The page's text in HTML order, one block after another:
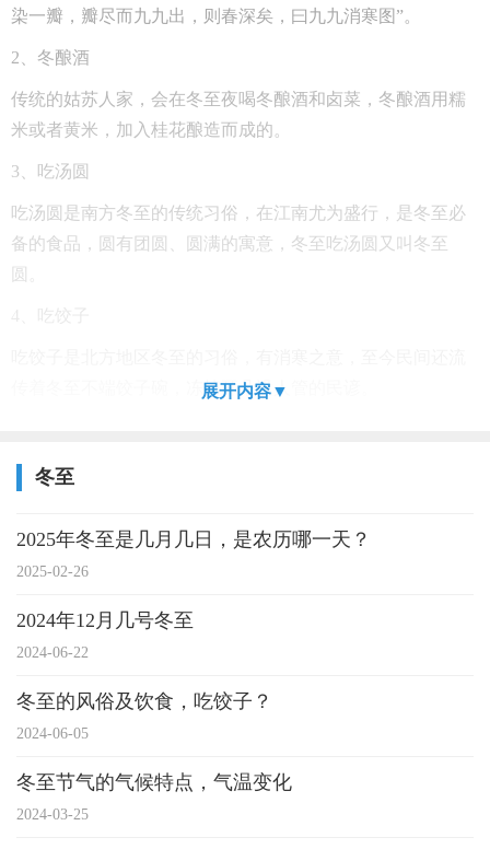
染一瓣，瓣尽而九九出，则春深矣，曰九九消寒图”。
2、冬酿酒
传统的姑苏人家，会在冬至夜喝冬酿酒和卤菜，冬酿酒用糯
米或者黄米，加入桂花酿造而成的。
3 、吃汤圆
吃汤圆是南方冬至的传统习俗，在江南尤为盛行，是冬至必
备的食品，圆有团圆、圆满的寓意，冬至吃汤圆又叫冬至
圆。
4 、吃饺子
传着冬至不端饺子碗，冻掉耳朵没人管的民谚。
展开内容▼
冬至
2025年冬至是几月几日，是农历哪一天？
2025-02-26
2024年12月几号冬至
2024-06-22
冬至的风俗及饮食，吃饺子？
2024-06-05
冬至节气的气候特点，气温变化
2024-03-25